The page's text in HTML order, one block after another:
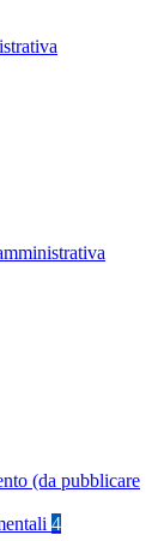
(da pubblicare
4